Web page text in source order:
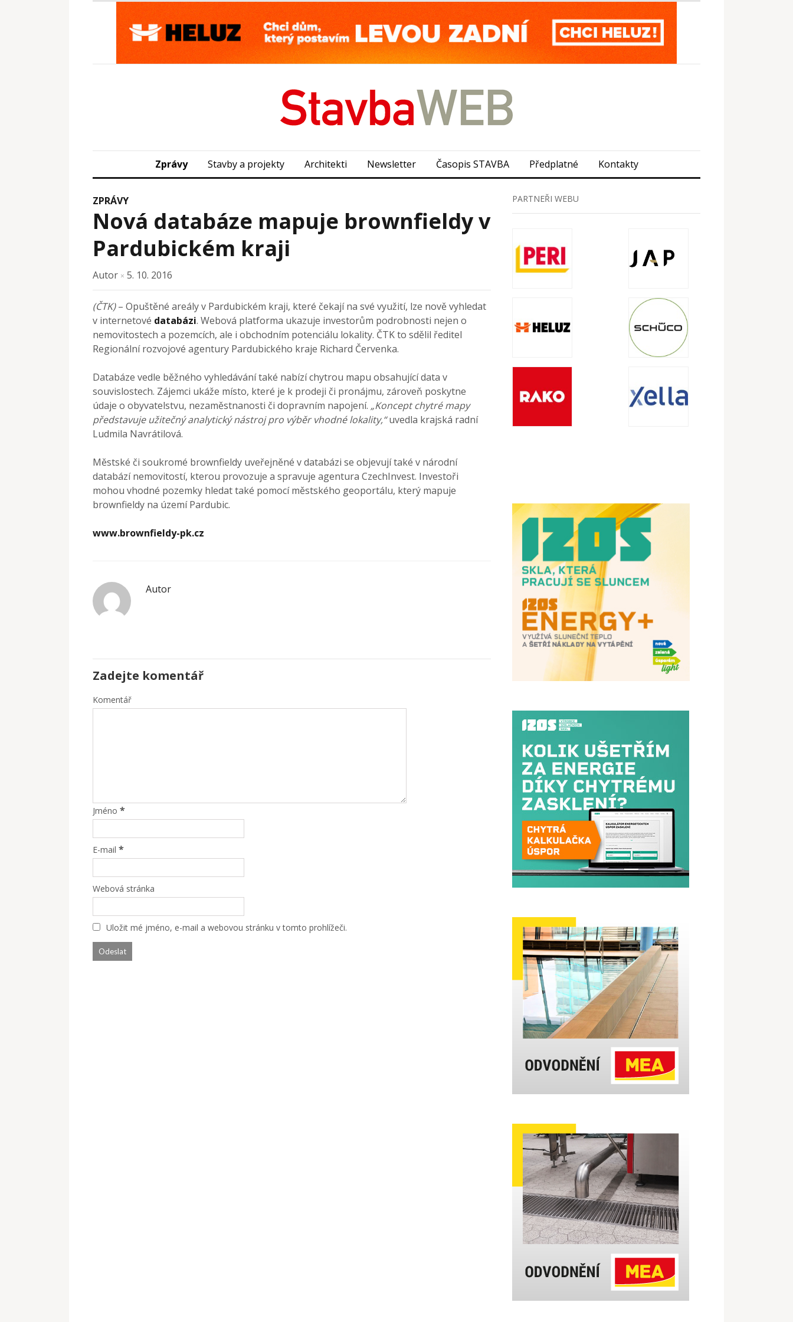
Zprávy Stavby a projekty Architekti Newsletter Časopis STAVBA Předplatné Kontakty
ZPRÁVY
Nová databáze mapuje brownfieldy v
Pardubickém kraji
Autor × 5. 10. 2016
(ČTK)– Opuštěné areály v Pardubickém kraji, které čekají na své využití, lze nově vyhledat
v internetové databázi. Webová platforma ukazuje investorům podrobnosti nejen o
nemovitostech a pozemcích, ale i obchodním potenciálu lokality. ČTK to sdělil ředitel
Regionální rozvojové agentury Pardubického kraje Richard Červenka.
Databáze vedle běžného vyhledávání také nabízí chytrou mapu obsahující data v
souvislostech. Zájemci ukáže místo, které je k prodeji či pronájmu, zároveň poskytne
údaje o obyvatelstvu, nezaměstnanosti či dopravním napojení. „Koncept chytré mapy
představuje užitečný analytický nástroj pro výběr vhodné lokality,“uvedla krajská radní
Ludmila Navrátilová.
Městské či soukromé brownfieldy uveřejněné v databázi se objevují také v národní
databází nemovitostí, kterou provozuje a spravuje agentura CzechInvest. Investoři
mohou vhodné pozemky hledat také pomocí městského geoportálu, který mapuje
brownfieldy na území Pardubic.
www.brownfieldy-pk.cz
Autor
Zadejte komentář
Komentář
Jméno *
E-mail *
Webová stránka
Uložit mé jméno, e-mail a webovou stránku v tomto prohlížeči.
PARTNEŘI WEBU